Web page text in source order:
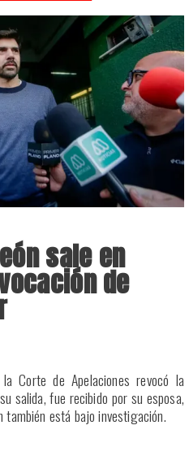
sale en
de
Corte de Apelaciones revocó la
salida, fue recibido por su esposa,
está bajo investigación.